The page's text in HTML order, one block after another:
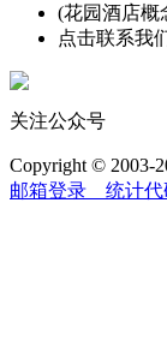
(花园酒店概
点击联系我
关注公众号
Copyright © 2003-
邮箱登录 统计代